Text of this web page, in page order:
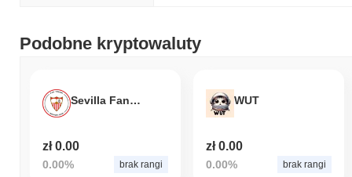
Podobne kryptowaluty
Sevilla Fan Token
zł 0.00
0.00% brak rangi
WUT
zł 0.00
0.00% brak rangi